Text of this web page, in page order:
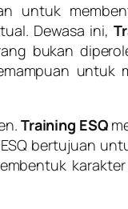
untuk
Dewasa ini,
bukan
untuk
Training ESQ
bertujuan